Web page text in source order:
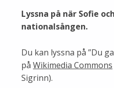
Lyssna på när Sofie
nationalsången.
Du kan lyssna på ”Du
på Wikimedia Commons
Sigrinn).